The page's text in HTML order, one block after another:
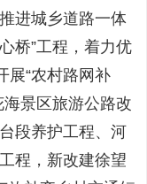
进城乡道路一体
桥”工程，着力优
展“农村路网补
景区旅游公路改
段养护工程、河
程，新改建徐望